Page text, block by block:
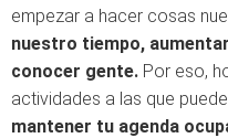
empezar a hacer cosas
nuestro tiempo,
conocer gente. Por eso,
actividades a las que
mantener tu agenda